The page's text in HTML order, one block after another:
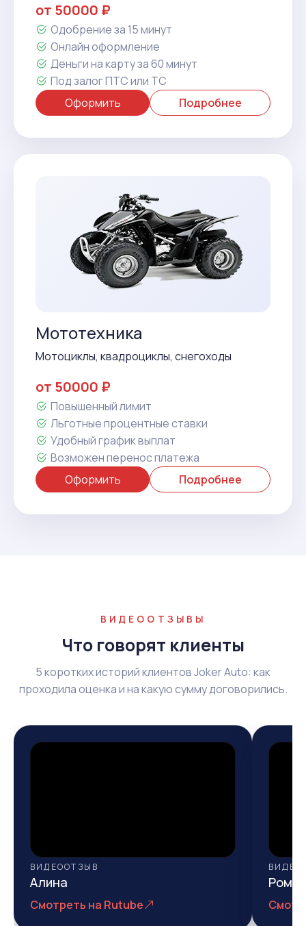
от 50000 ₽
Одобрение за 15 минут
Онлайн оформление
Деньги на карту за 60 минут
Под залог ПТС или ТС
Оформить
Подробнее
Мототехника
Мотоциклы, квадроциклы, снегоходы
от 50000 ₽
Повышенный лимит
Льготные процентные ставки
Удобный график выплат
Возможен перенос платежа
Оформить
Подробнее
ВИДЕООТЗЫВЫ
Что говорят клиенты
5 коротких историй клиентов Joker Auto: как
проходила оценка и на какую сумму договорились.
ВИДЕООТЗЫВ
Алина
Смотреть на Rutube